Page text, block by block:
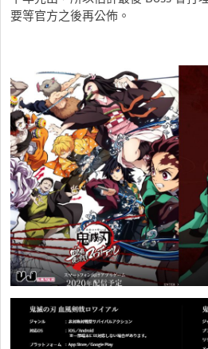
要等官方之後再公佈。